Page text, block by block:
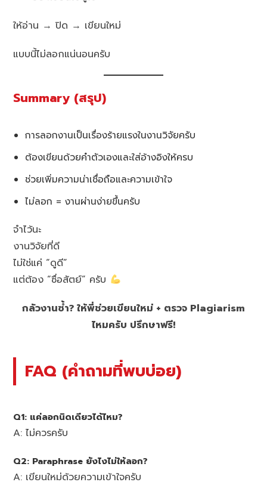
ให้อ่าน → ปิด → เขียนใหม่
แบบนี้ไม่ลอกแน่นอนครับ
Summary (สรุป)
การลอกงานเป็นเรื่องร้ายแรงในงานวิจัยครับ
ต้องเขียนด้วยคำตัวเองและใส่อ้างอิงให้ครบ
ช่วยเพิ่มความน่าเชื่อถือและความเข้าใจ
ไม่ลอก = งานผ่านง่ายขึ้นครับ
จำไว้นะ
งานวิจัยที่ดี
ไม่ใช่แค่ “ดูดี”
แต่ต้อง “ซื่อสัตย์” ครับ
กลัวงานซ้ำ? ให้พี่ช่วยเขียนใหม่ + ตรวจ Plagiarism
ไหมครับ ปรึกษาฟรี!
FAQ (คำถามที่พบบ่อย)
Q1: แค่ลอกนิดเดียวได้ไหม?
A: ไม่ควรครับ
Q2: Paraphrase ยังไงไม่ให้ลอก?
A: เขียนใหม่ด้วยความเข้าใจครับ